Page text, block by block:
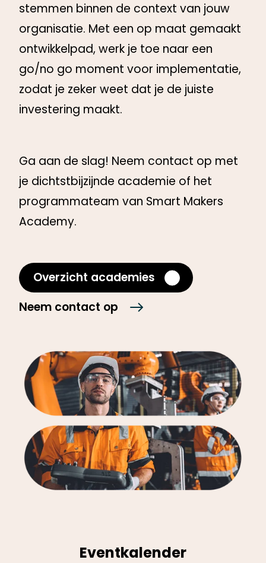
stemmen binnen de context van jouw
organisatie. Met een op maat gemaakt
ontwikkelpad, werk je toe naar een
go/no go moment voor implementatie,
zodat je zeker weet dat je de juiste
investering maakt.
Ga aan de slag! Neem contact op met
je dichtstbijzijnde academie of het
programmateam van Smart Makers
Academy.
Overzicht academies
Neem contact op
Eventkalender